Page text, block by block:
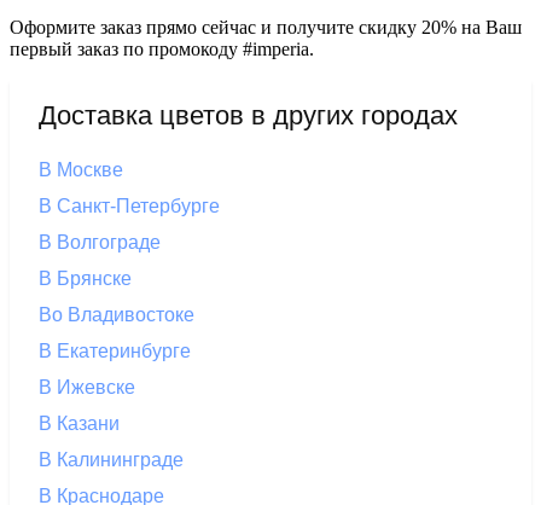
Оформите заказ прямо сейчас и получите скидку 20% на Ваш
первый заказ по промокоду #imperia.
Доставка цветов в других городах
В Москве
В Санкт-Петербурге
В Волгограде
В Брянске
Во Владивостоке
В Екатеринбурге
В Ижевске
В Казани
В Калининграде
В Краснодаре